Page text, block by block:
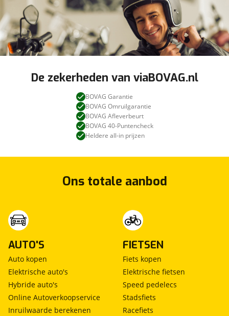
De zekerheden van viaBOVAG.nl
BOVAG Garantie
BOVAG Omruilgarantie
BOVAG Afleverbeurt
BOVAG 40-Puntencheck
Heldere all-in prijzen
Ons totale aanbod
AUTO'S
Auto kopen
Elektrische auto's
Hybride auto's
Online Autoverkoopservice
Inruilwaarde berekenen
FIETSEN
Fiets kopen
Elektrische fietsen
Speed pedelecs
Stadsfiets
Racefiets